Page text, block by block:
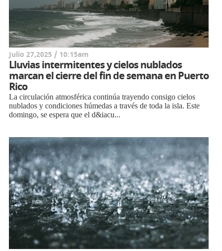
Julio 27,2025 / 10:15am
Lluvias intermitentes y cielos nublados
marcan el cierre del fin de semana en Puerto
Rico
La circulación atmosférica continúa trayendo consigo cielos
nublados y condiciones húmedas a través de toda la isla. Este
domingo, se espera que el d&iacu...